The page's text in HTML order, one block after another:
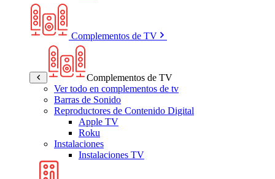
Complementos de TV
Complementos de TV
Ver todo en complementos de tv
Barras de Sonido
Reproductores de Contenido Digital
Apple TV
Roku
Instalaciones
Instalaciones TV